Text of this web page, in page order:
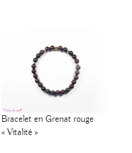
Bracelet en Grenat rouge
« Vitalité »